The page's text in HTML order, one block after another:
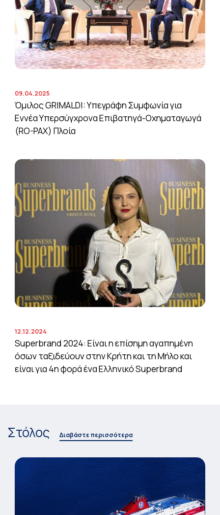
09.04.2025
Όμιλος GRIMALDI: Υπεγράφη Συμφωνία για
Εννέα Υπερσύγχρονα Επιβατηγά-Οχηματαγωγά
(RO-PAX) Πλοία
12.12.2024
Superbrand 2024: Είναι η επίσημη αγαπημένη
όσων ταξιδεύουν στην Κρήτη και τη Μήλο και
είναι για 4η φορά ένα Ελληνικό Superbrand
Στόλος Διαβάστε περισσότερα